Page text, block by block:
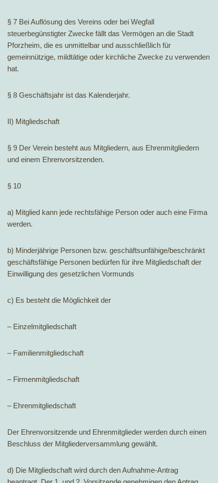
§ 7 Bei Auflösung des Vereins oder bei Wegfall
steuerbegünstigter Zwecke fällt das Vermögen an die Stadt
Pforzheim, die es unmittelbar und ausschließlich für
gemeinnützige, mildtätige oder kirchliche Zwecke zu verwenden
hat.
§ 8 Geschäftsjahr ist das Kalenderjahr.
II) Mitgliedschaft
§ 9 Der Verein besteht aus Mitgliedern, aus Ehrenmitgliedern
und einem Ehrenvorsitzenden.
§ 10
a) Mitglied kann jede rechtsfähige Person oder auch eine Firma
werden.
b) Minderjährige Personen bzw. geschäftsunfähige/beschränkt
geschäftsfähige Personen bedürfen für ihre Mitgliedschaft der
Einwilligung des gesetzlichen Vormunds
c) Es besteht die Möglichkeit der
– Einzelmitgliedschaft
– Familienmitgliedschaft
– Firmenmitgliedschaft
– Ehrenmitgliedschaft
Der Ehrenvorsitzende und Ehrenmitglieder werden durch einen
Beschluss der Mitgliederversammlung gewählt.
d) Die Mitgliedschaft wird durch den Aufnahme-Antrag